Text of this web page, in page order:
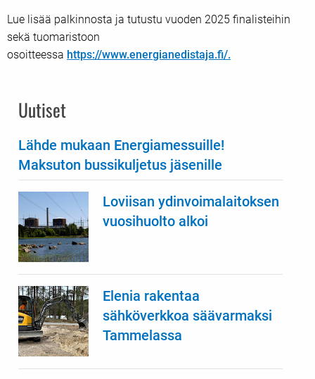
Lue lisää palkinnosta ja tutustu vuoden 2025 finalisteihin
sekä tuomaristoon
osoitteessa https://www.energianedistaja.fi/.
Uutiset
Lähde mukaan Energiamessuille!
Maksuton bussikuljetus jäsenille
Loviisan ydinvoimalaitoksen
vuosihuolto alkoi
Elenia rakentaa
sähköverkkoa säävarmaksi
Tammelassa